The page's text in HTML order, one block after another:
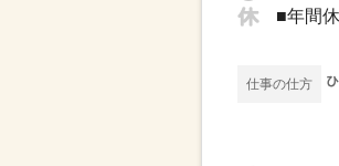
■年間
仕事の仕方